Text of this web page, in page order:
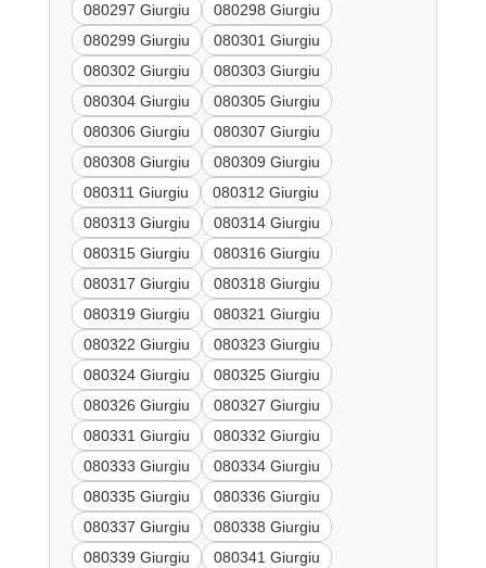
080297 Giurgiu
080298 Giurgiu
080299 Giurgiu
080301 Giurgiu
080302 Giurgiu
080303 Giurgiu
080304 Giurgiu
080305 Giurgiu
080306 Giurgiu
080307 Giurgiu
080308 Giurgiu
080309 Giurgiu
080311 Giurgiu
080312 Giurgiu
080313 Giurgiu
080314 Giurgiu
080315 Giurgiu
080316 Giurgiu
080317 Giurgiu
080318 Giurgiu
080319 Giurgiu
080321 Giurgiu
080322 Giurgiu
080323 Giurgiu
080324 Giurgiu
080325 Giurgiu
080326 Giurgiu
080327 Giurgiu
080331 Giurgiu
080332 Giurgiu
080333 Giurgiu
080334 Giurgiu
080335 Giurgiu
080336 Giurgiu
080337 Giurgiu
080338 Giurgiu
080339 Giurgiu
080341 Giurgiu